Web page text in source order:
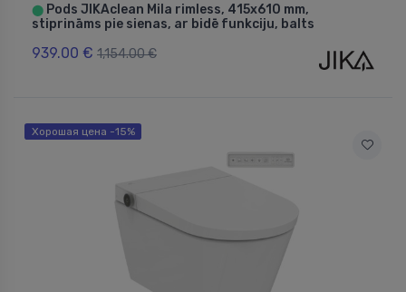
⬤ Pods JIKAclean Mila rimless, 415x610 mm,
stiprināms pie sienas, ar bidē funkciju, balts
939.00 € 1,154.00 €
Хорошая цена -15%